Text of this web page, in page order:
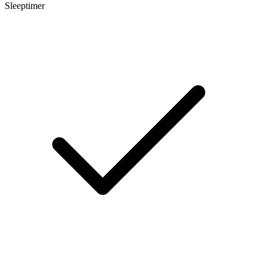
Sleeptimer